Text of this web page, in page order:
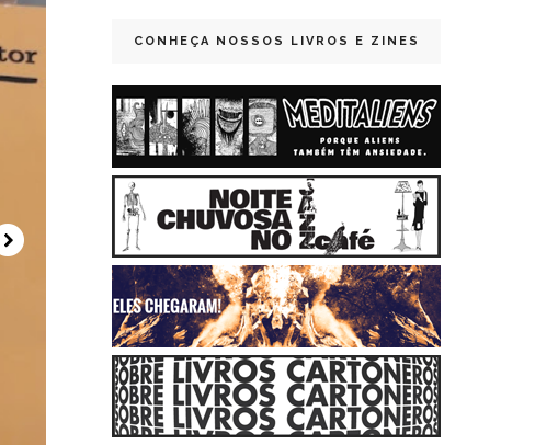
CONHEÇA NOSSOS LIVROS E ZINES